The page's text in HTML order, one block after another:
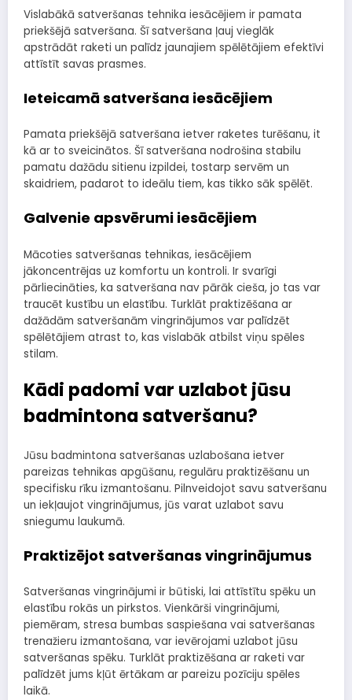
Vislabākā satveršanas tehnika iesācējiem ir pamata
priekšējā satveršana. Šī satveršana ļauj vieglāk
apstrādāt raketi un palīdz jaunajiem spēlētājiem efektīvi
attīstīt savas prasmes.
Ieteicamā satveršana iesācējiem
Pamata priekšējā satveršana ietver raketes turēšanu, it
kā ar to sveicinātos. Šī satveršana nodrošina stabilu
pamatu dažādu sitienu izpildei, tostarp servēm un
skaidriem, padarot to ideālu tiem, kas tikko sāk spēlēt.
Galvenie apsvērumi iesācējiem
Mācoties satveršanas tehnikas, iesācējiem
jākoncentrējas uz komfortu un kontroli. Ir svarīgi
pārliecināties, ka satveršana nav pārāk cieša, jo tas var
traucēt kustību un elastību. Turklāt praktizēšana ar
dažādām satveršanām vingrinājumos var palīdzēt
spēlētājiem atrast to, kas vislabāk atbilst viņu spēles
stilam.
Kādi padomi var uzlabot jūsu
badmintona satveršanu?
Jūsu badmintona satveršanas uzlabošana ietver
pareizas tehnikas apgūšanu, regulāru praktizēšanu un
specifisku rīku izmantošanu. Pilnveidojot savu satveršanu
un iekļaujot vingrinājumus, jūs varat uzlabot savu
sniegumu laukumā.
Praktizējot satveršanas vingrinājumus
Satveršanas vingrinājumi ir būtiski, lai attīstītu spēku un
elastību rokās un pirkstos. Vienkārši vingrinājumi,
piemēram, stresa bumbas saspiešana vai satveršanas
trenažieru izmantošana, var ievērojami uzlabot jūsu
satveršanas spēku. Turklāt praktizēšana ar raketi var
palīdzēt jums kļūt ērtākam ar pareizu pozīciju spēles
laikā.